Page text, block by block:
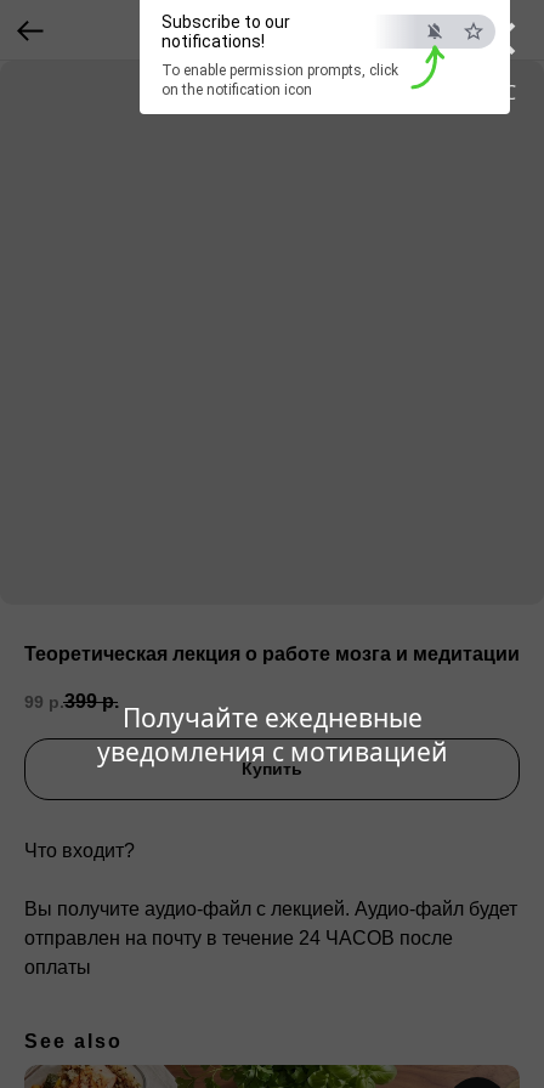
×
ESC
Получайте ежедневные
уведомления с мотивацией
Subscribe to our
notifications!
To enable permission prompts, click
on the notification icon
Теоретическая лекция о работе мозга и медитации
99 р.399 р.
Купить
Что входит?
Вы получите аудио-файл с лекцией. Аудио-файл будет
отправлен на почту в течение 24 ЧАСОВ после
оплаты
See also